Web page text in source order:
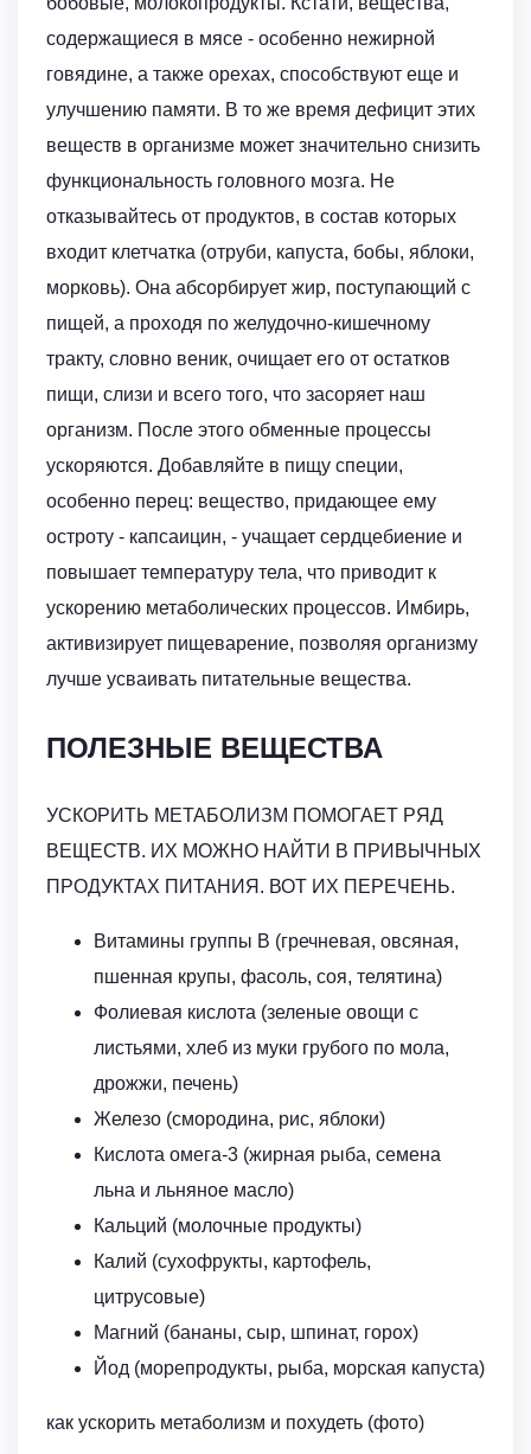
содержащиеся в мясе - особенно нежирной
говядине, а также орехах, способствуют еще и
улучшению памяти. В то же время дефицит этих
веществ в организме может значительно снизить
функциональность головного мозга. Не
отказывайтесь от продуктов, в состав которых
входит клетчатка (отруби, капуста, бобы, яблоки,
морковь). Она абсорбирует жир, поступающий с
пищей, а проходя по желудочно-кишечному
тракту, словно веник, очищает его от остатков
пищи, слизи и всего того, что засоряет наш
организм. После этого обменные процессы
ускоряются. Добавляйте в пищу специи,
особенно перец: вещество, придающее ему
остроту - капсаицин, - учащает сердцебиение и
повышает температуру тела, что приводит к
ускорению метаболических процессов. Имбирь,
активизирует пищеварение, позволяя организму
лучше усваивать питательные вещества.
ПОЛЕЗНЫЕ ВЕЩЕСТВА
УСКОРИТЬ МЕТАБОЛИЗМ ПОМОГАЕТ РЯД
ВЕЩЕСТВ. ИХ МОЖНО НАЙТИ В ПРИВЫЧНЫХ
ПРОДУКТАХ ПИТАНИЯ. ВОТ ИХ ПЕРЕЧЕНЬ.
Витамины группы В (гречневая, овсяная,
пшенная крупы, фасоль, соя, телятина)
Фолиевая кислота (зеленые овощи с
листьями, хлеб из муки грубого по мола,
дрожжи, печень)
Железо (смородина, рис, яблоки)
Кислота омега-3 (жирная рыба, семена
льна и льняное масло)
Кальций (молочные продукты)
Калий (сухофрукты, картофель,
цитрусовые)
Магний (бананы, сыр, шпинат, горох)
Йод (морепродукты, рыба, морская капуста)
как ускорить метаболизм и похудеть (фото)